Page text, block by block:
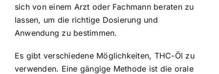
sich von einem Arzt oder Fachmann beraten zu
lassen, um die richtige Dosierung und
Anwendung zu bestimmen.
Es gibt verschiedene Möglichkeiten, THC-Öl zu
verwenden. Eine gängige Methode ist die orale